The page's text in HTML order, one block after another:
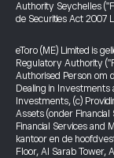
Authority Seychelles
de Securities Act 2007
eToro (ME) Limited is
Regulatory Authority
Authorised Person om
Dealing in Investments
Investments, (c)
Assets (onder
Financial Services and
kantoor en de
Floor, Al Sarab Tower,